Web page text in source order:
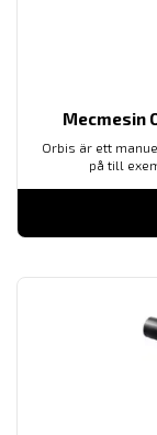
Mecmesin
Orbis är ett
på till